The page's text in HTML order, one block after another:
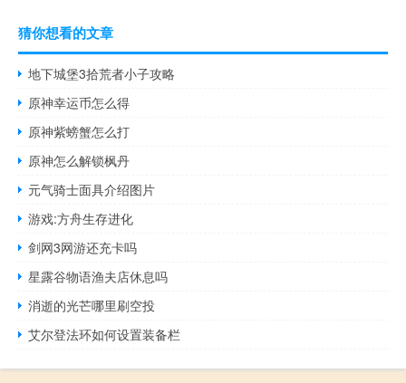
猜你想看的文章
地下城堡3拾荒者小子攻略
原神幸运币怎么得
原神紫螃蟹怎么打
原神怎么解锁枫丹
元气骑士面具介绍图片
游戏:方舟生存进化
剑网3网游还充卡吗
星露谷物语渔夫店休息吗
消逝的光芒哪里刷空投
艾尔登法环如何设置装备栏